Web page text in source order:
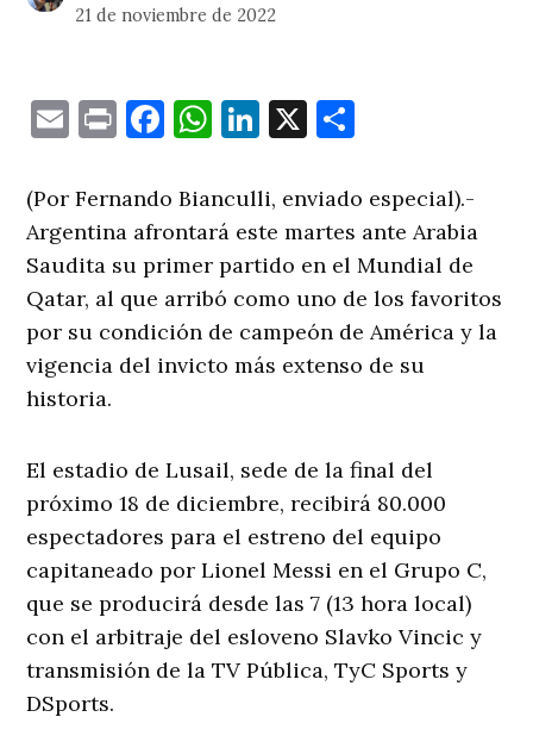
21 de noviembre de 2022
EmailPrintFacebook
WhatsApp
LinkedIn
X
(Por Fernando Bianculli, enviado especial).-
Argentina afrontará este martes ante Arabia
Saudita su primer partido en el Mundial de
Qatar, al que arribó como uno de los favoritos
por su condición de campeón de América y la
vigencia del invicto más extenso de su
historia.
El estadio de Lusail, sede de la final del
próximo 18 de diciembre, recibirá 80.000
espectadores para el estreno del equipo
capitaneado por Lionel Messi en el Grupo C,
que se producirá desde las 7 (13 hora local)
con el arbitraje del esloveno Slavko Vincic y
transmisión de la TV Pública, TyC Sports y
DSports.